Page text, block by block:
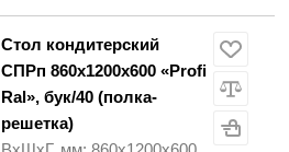
Стол кондитерский
СПРп 860х1200х600 «Profi
Ral», бук/40 (полка-
решетка)